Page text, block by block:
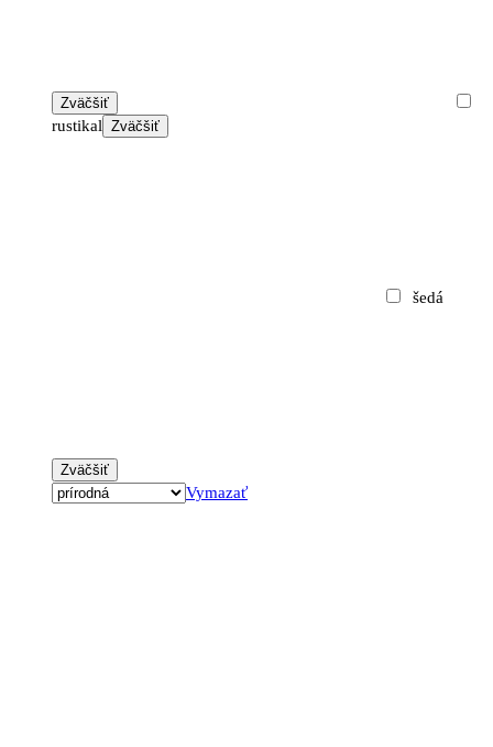
Zväčšiť
rustikal Zväčšiť
šedá
Zväčšiť
Vymazať